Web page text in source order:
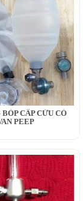
CẤP CỨU CÓ
PEEP